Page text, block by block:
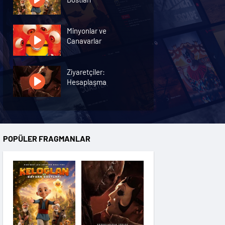
Minyonlar ve
Canavarlar
Ziyaretçiler:
Hesaplaşma
Nasreddin Hoca:
Zaman Yolcusu 4
Hayvan Çiftliği
POPÜLER FRAGMANLAR